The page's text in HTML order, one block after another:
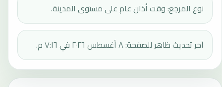
نوع المرجع: وقت أذان عام على مستوى المدينة.
آخر تحديث ظاهر للصفحة: ٨ أغسطس ٢٠٢٦ في ٧:١٦ م.